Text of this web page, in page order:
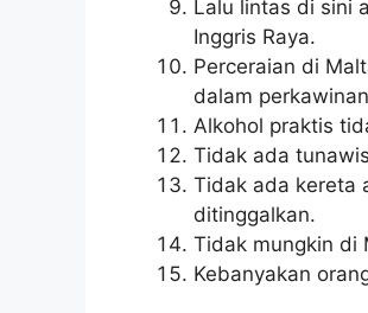
Lalu lintas di sini
Inggris Raya.
Perceraian di
dalam
Alkohol praktis
Tidak ada
Tidak ada kereta
ditinggalkan.
Tidak mungkin di
Kebanyakan